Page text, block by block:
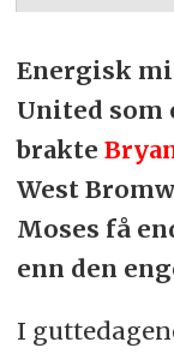
Energisk
United som
brakte
West
Moses få
enn den
I